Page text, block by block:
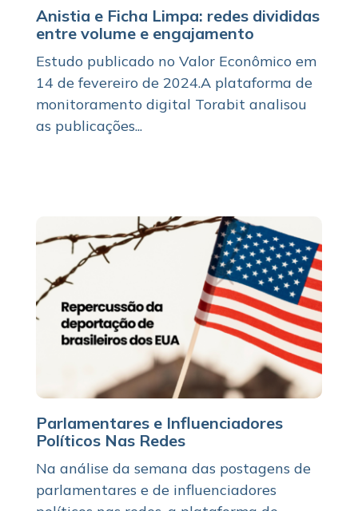
Anistia e Ficha Limpa: redes divididas
entre volume e engajamento
Estudo publicado no Valor Econômico em
14 de fevereiro de 2024.A plataforma de
monitoramento digital Torabit analisou
as publicações...
Parlamentares e Influenciadores
Políticos Nas Redes
Na análise da semana das postagens de
parlamentares e de influenciadores